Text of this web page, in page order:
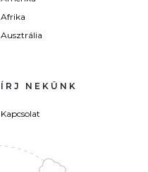
Afrika
Ausztrália
ÍRJ NEKÜNK
Kapcsolat